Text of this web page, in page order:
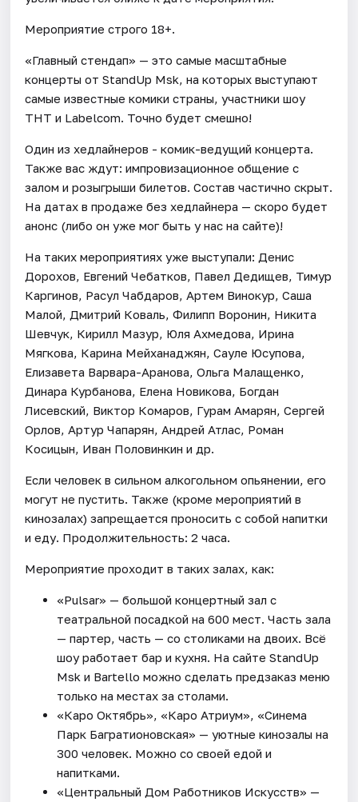
Мероприятие строго 18+.
«Главный стендап» — это самые масштабные
концерты от StandUp Msk, на которых выступают
самые известные комики страны, участники шоу
ТНТ и Labelcom. Точно будет смешно!
Один из хедлайнеров - комик-ведущий концерта.
Также вас ждут: импровизационное общение с
залом и розыгрыши билетов. Состав частично скрыт.
На датах в продаже без хедлайнера — скоро будет
анонс (либо он уже мог быть у нас на сайте)!
На таких мероприятиях уже выступали: Денис
Дорохов, Евгений Чебатков, Павел Дедищев, Тимур
Каргинов, Расул Чабдаров, Артем Винокур, Саша
Малой, Дмитрий Коваль, Филипп Воронин, Никита
Шевчук, Кирилл Мазур, Юля Ахмедова, Ирина
Мягкова, Карина Мейханаджян, Сауле Юсупова,
Елизавета Варвара-Аранова, Ольга Малащенко,
Динара Курбанова, Елена Новикова, Богдан
Лисевский, Виктор Комаров, Гурам Амарян, Сергей
Орлов, Артур Чапарян, Андрей Атлас, Роман
Косицын, Иван Половинкин и др.
Если человек в сильном алкогольном опьянении, его
могут не пустить. Также (кроме мероприятий в
кинозалах) запрещается проносить с собой напитки
и еду. Продолжительность: 2 часа.
Мероприятие проходит в таких залах, как:
«Pulsar» — большой концертный зал с
театральной посадкой на 600 мест. Часть зала
— партер, часть — со столиками на двоих. Всё
шоу работает бар и кухня. На сайте StandUp
Msk и Bartello можно сделать предзаказ меню
только на местах за столами.
«Каро Октябрь», «Каро Атриум», «Синема
Парк Багратионовская» — уютные кинозалы на
300 человек. Можно со своей едой и
напитками.
«Центральный Дом Работников Искусств» —